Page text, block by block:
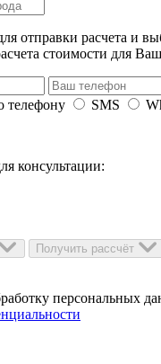
отправки расчета и
стоимости для
телефону SMS
консультации:
Получить рассчёт
персональных